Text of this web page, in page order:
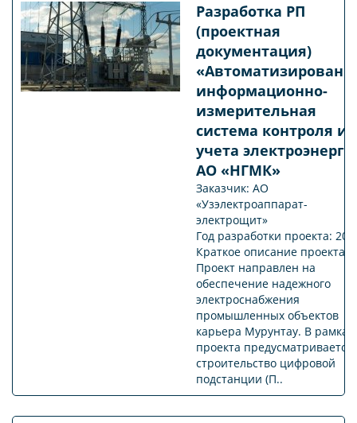
Разработка РП
(проектная
документация)
информационно-
измерительная
система контроля и
учета
АО «НГМК»
Заказчик: АО
«Узэлектроаппарат-
электрощит»
Год разработки проекта:
Краткое описание проекта:
Проект направлен на
обеспечение надежного
электроснабжения
промышленных объектов
карьера Мурунтау. В рамках
проекта предусматривается
строительство цифровой
подстанции (П..